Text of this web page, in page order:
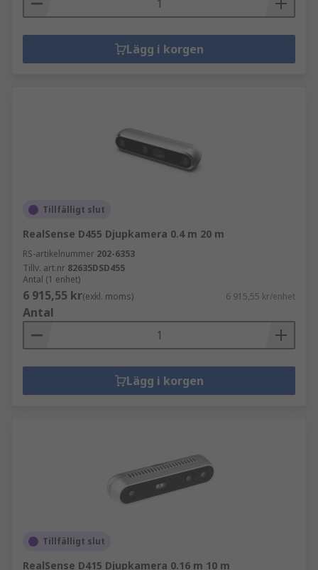
Lägg i korgen
Tillfälligt slut
RealSense D455 Djupkamera 0.4 m 20 m
RS-artikelnummer 202-6353
Tillv. art.nr 82635DSD455
Antal (1 enhet)
6 915,55 kr(exkl. moms) 6 915,55 kr/enhet
Antal
Lägg i korgen
Tillfälligt slut
RealSense D415 Djupkamera 0.16 m 10 m